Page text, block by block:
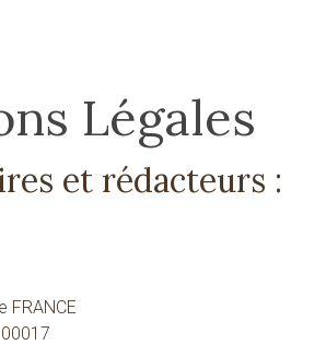
Légales
et rédacteurs :
FRANCE